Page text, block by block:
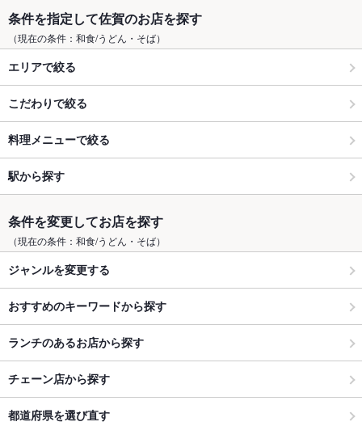
条件を指定して佐賀のお店を探す
（現在の条件：和食/うどん・そば）
エリアで絞る
こだわりで絞る
料理メニューで絞る
駅から探す
条件を変更してお店を探す
（現在の条件：和食/うどん・そば）
ジャンルを変更する
おすすめのキーワードから探す
ランチのあるお店から探す
チェーン店から探す
都道府県を選び直す